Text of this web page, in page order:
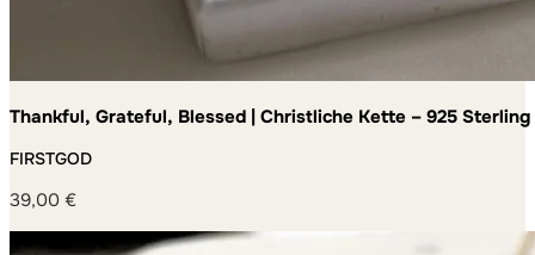
Thankful, Grateful, Blessed | Christliche Kette – 925
FIRSTGOD
39,00 €